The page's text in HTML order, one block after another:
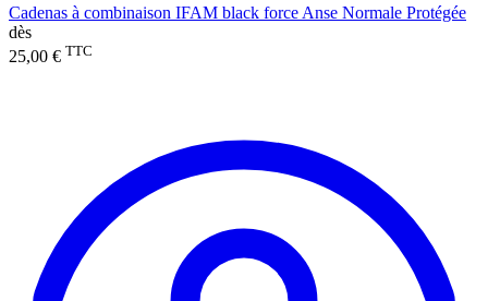
Cadenas à combinaison IFAM black force Anse Normale Protégée
dès
25,00 € TTC